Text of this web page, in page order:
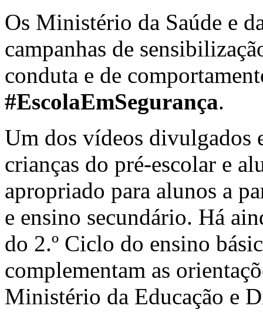
Os Ministério da Saúde e
campanhas de
conduta e de
#EscolaEmSegurança.
Um dos vídeos divulgados
crianças do pré-escolar e
apropriado para alunos a
e ensino secundário. Há
do 2.º Ciclo do ensino
complementam as
Ministério da Educação e